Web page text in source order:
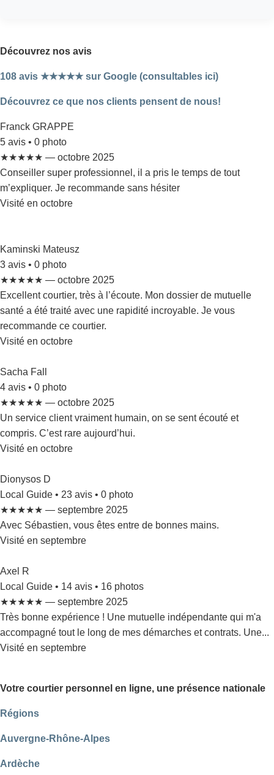
Découvrez nos avis
108 avis ★★★★★ sur Google (consultables ici)
Découvrez ce que nos clients pensent de nous!
Franck GRAPPE
5 avis • 0 photo
★★★★★ — octobre 2025
Conseiller super professionnel, il a pris le temps de tout
m’expliquer. Je recommande sans hésiter
Visité en octobre
Kaminski Mateusz
3 avis • 0 photo
★★★★★ — octobre 2025
Excellent courtier, très à l’écoute. Mon dossier de mutuelle
santé a été traité avec une rapidité incroyable. Je vous
recommande ce courtier.
Visité en octobre
Sacha Fall
4 avis • 0 photo
★★★★★ — octobre 2025
Un service client vraiment humain, on se sent écouté et
compris. C’est rare aujourd’hui.
Visité en octobre
Dionysos D
Local Guide • 23 avis • 0 photo
★★★★★ — septembre 2025
Avec Sébastien, vous êtes entre de bonnes mains.
Visité en septembre
Axel R
Local Guide • 14 avis • 16 photos
★★★★★ — septembre 2025
Très bonne expérience ! Une mutuelle indépendante qui m'a
accompagné tout le long de mes démarches et contrats. Une...
Visité en septembre
Votre courtier personnel en ligne, une présence nationale
Régions
Auvergne-Rhône-Alpes
Ardèche